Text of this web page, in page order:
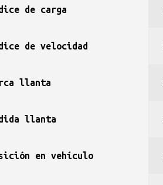
de carga
de velocidad
llanta
llanta
en vehículo